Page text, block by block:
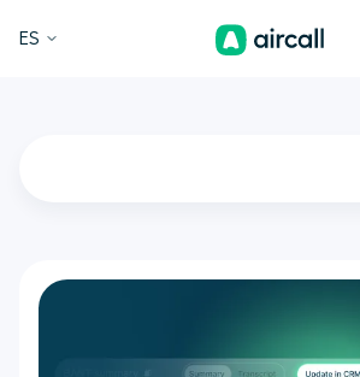
ES
Atención al cliente